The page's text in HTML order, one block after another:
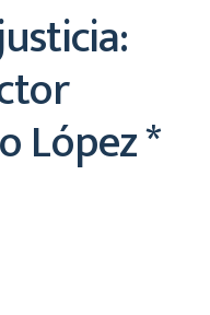
López *